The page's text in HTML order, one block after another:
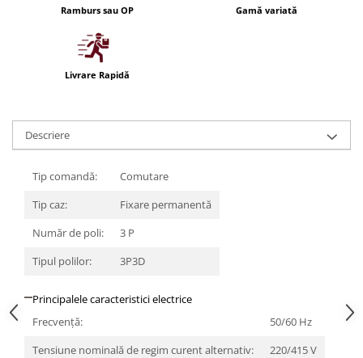
Aplica LED
Profil banda LED
Iluminat decorativ de Craciun
Ramburs sau OP Gamă variată
Livrare Rapidă
Descriere
Tip comandă:
Comutare
Tip caz:
Fixare permanentă
Număr de poli:
3 P
Tipul polilor:
3P3D
Principalele caracteristici electrice
Frecvenţă:
50/60 Hz
Tensiune nominală de regim curent alternativ:
220/415 V